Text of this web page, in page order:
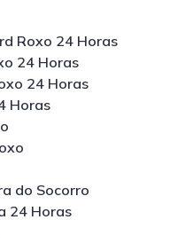
Roxo 24 Horas
24 Horas
24 Horas
Horas
do Socorro
24 Horas